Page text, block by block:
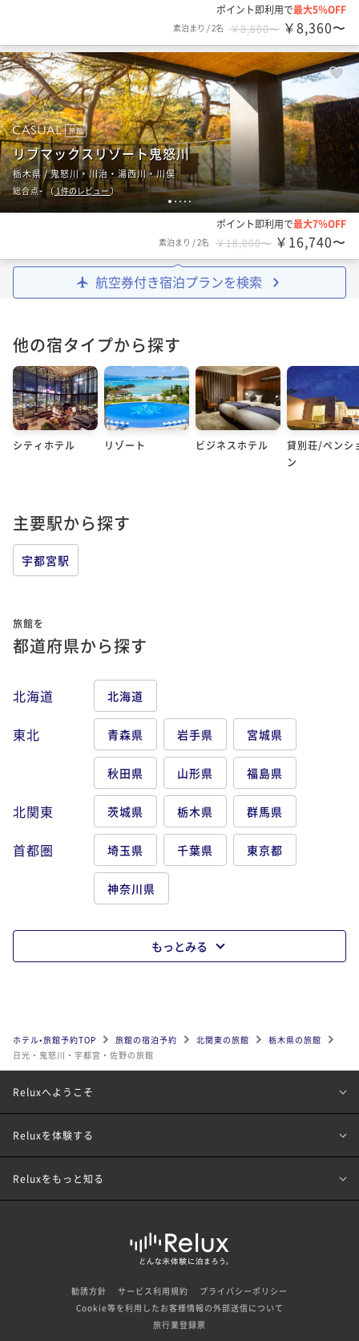
ポイント即利用で最大5％OFF
素泊まり /2名 ￥8,800〜 ￥8,360〜
1 2 345
旅館
リブマックスリゾート鬼怒川
栃木県 / 鬼怒川・川治・湯西川・川俣
総合点- （1件のレビュー）
ポイント即利用で最大7％OFF
素泊まり /2名 ￥18,000〜 ￥16,740〜
航空券付き宿泊プランを検索
他の宿タイプから探す
シティホテル リゾート ビジネスホテル
貸別荘/ペンシ
ン
主要駅から探す
宇都宮駅
旅館を
都道府県から探す
北海道 北海道
東北 青森県 岩手県 宮城県
秋田県 山形県 福島県
北関東 茨城県 栃木県 群馬県
首都圏 埼玉県 千葉県 東京都
神奈川県
もっとみる
ホテル•旅館予約TOP 旅館の宿泊予約 北関東の旅館
栃木県の旅館
日光・鬼怒川・宇都宮・佐野の旅館
Reluxへようこそ
Reluxを体験する
Reluxをもっと知る
勧誘方針 サービス利用規約
プライバシーポリシー
Cookie等を利用したお客様情報の外部送信について
旅行業登録票